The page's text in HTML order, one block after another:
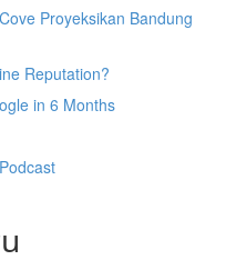
Proyeksikan Bandung
Reputation?
in 6 Months